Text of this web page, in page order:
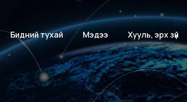
Бидний тухай Мэдээ Хууль, эрх зүй